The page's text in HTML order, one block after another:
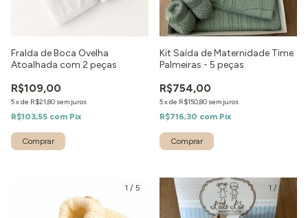
Fralda de Boca Ovelha
Atoalhada com 2 peças
R$109,00
5xde R$21,80 sem juros
R$103,55 com Pix
Kit Saída de Maternidade Time
Palmeiras - 5 peças
R$754,00
5xde R$150,80 sem juros
R$716,30 com Pix
1 / 5 1 /10